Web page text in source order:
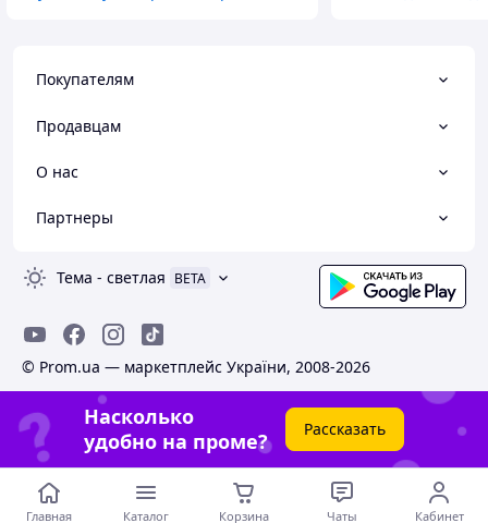
Покупателям
Продавцам
О нас
Партнеры
Тема - светлая BETA
© Prom.ua — маркетплейс України, 2008-2026
Насколько
удобно на проме?
Рассказать
Главная Каталог Корзина Чаты Кабинет